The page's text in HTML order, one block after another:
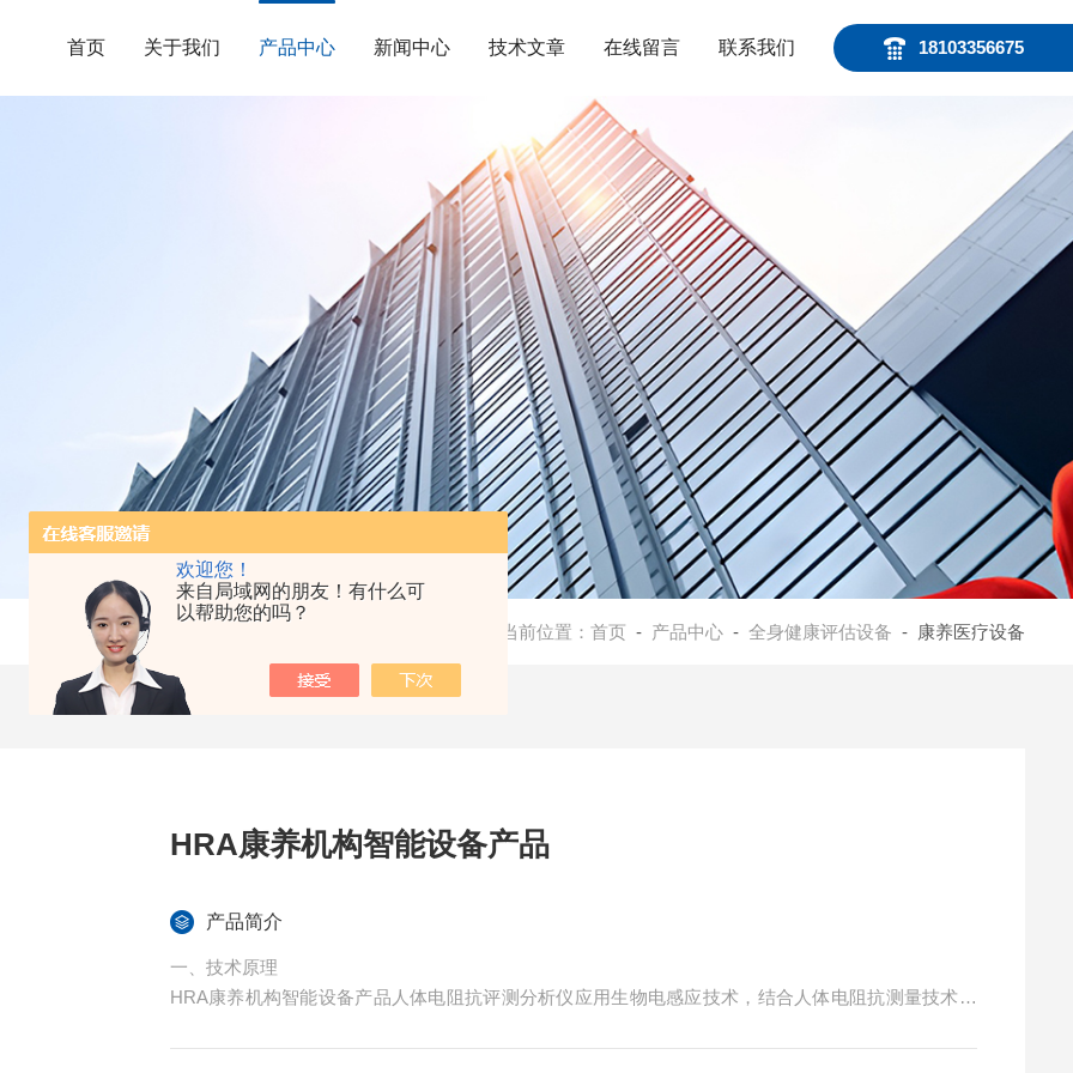
欢迎您！
来自局域网的朋友！有什么可
以帮助您的吗？
18103356675
首页 关于我们 产品中心 新闻中心 技术文章 在线留言 联系我们
当前位置： 首页 - 产品中心- 全身健康评估设备 - 康养医疗设备
HRA康养机构智能设备产品
产品简介
一、技术原理
HRA康养机构智能设备产品人体电阻抗评测分析仪应用生物电感应技术，结合人体电阻抗测量技术，